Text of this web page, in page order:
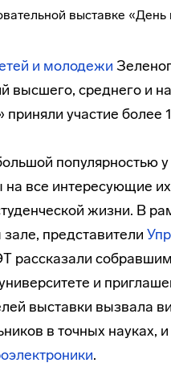
и молодежи
высшего, среднего и
участие более
популярностью
все интересующие
жизни. В
представители
рассказали
и
выставки вызвала
в точных науках,
.